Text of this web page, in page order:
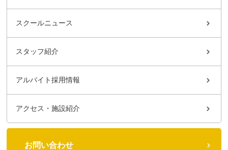
スクールニュース
スタッフ紹介
アルバイト採用情報
アクセス・施設紹介
お問い合わせ